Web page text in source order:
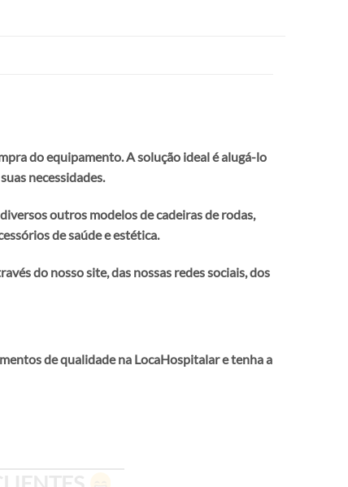
do equipamento. A solução ideal é alugá-lo
necessidades.
outros modelos de cadeiras de rodas,
de saúde e estética.
do nosso site, das nossas redes sociais, dos
de qualidade na LocaHospitalar e tenha a